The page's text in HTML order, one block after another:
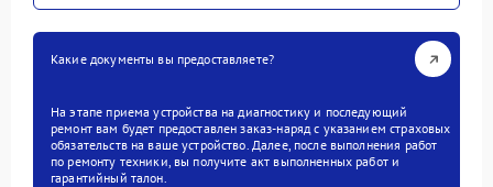
Какие документы вы предоставляете?
На этапе приема устройства на диагностику и последующий
ремонт вам будет предоставлен заказ-наряд с указанием страховых
обязательств на ваше устройство. Далее, после выполнения работ
по ремонту техники, вы получите акт выполненных работ и
гарантийный талон.